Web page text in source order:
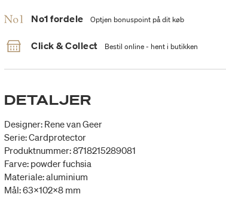
No1 fordele Optjen bonuspoint på dit køb
Click & Collect Bestil online - hent i butikken
DETALJER
Designer: Rene van Geer
Serie: Cardprotector
Produktnummer: 8718215289081
Farve: powder fuchsia
Materiale: aluminium
Mål: 63x102x8 mm